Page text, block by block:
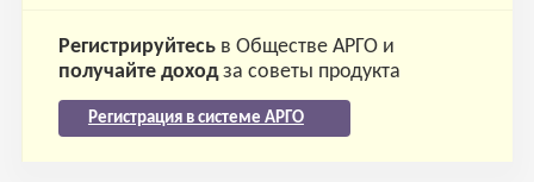
Регистрируйтесьв Обществе АРГО и
получайте доходза советы продукта
Регистрация в системе АРГО